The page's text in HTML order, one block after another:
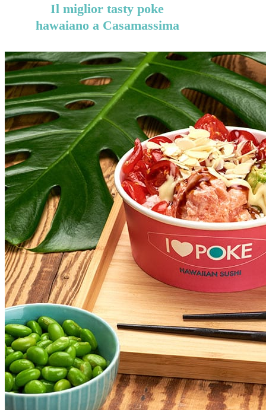
Il miglior tasty poke
hawaiano a Casamassima